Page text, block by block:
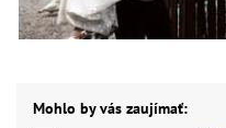
Mohlo by vás zaujímať: